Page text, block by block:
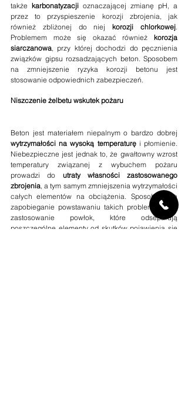
także karbonatyzacji oznaczającej zmianę pH, a
przez to przyspieszenie korozji zbrojenia, jak
również zbliżonej do niej korozji chlorkowej.
Problemem może się okazać również korozja
siarczanowa, przy której dochodzi do pęcznienia
związków gipsu rozsadzających beton. Sposobem
na zmniejszenie ryzyka korozji betonu jest
stosowanie odpowiednich zabezpieczeń.
Niszczenie żelbetu wskutek pożaru
wytrzymałości na wysoką temperaturę i płomienie.
Niebezpieczne jest jednak to, że gwałtowny wzrost
temperatury związanej z wybuchem pożaru
prowadzi do utraty własności zastosowanego
zbrojenia, a tym samym zmniejszenia wytrzymałości
całych elementów na obciążenia. Sposobem na
zapobieganie powstawaniu takich problemów jest
zastosowanie powłok, które odseparują
poszczególne elementy od skutków pojawienia się